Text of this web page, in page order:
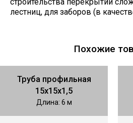
лестниц, для заборов (в
Похожие
Труба профильная
15х15х1,5
Длина: 6 м